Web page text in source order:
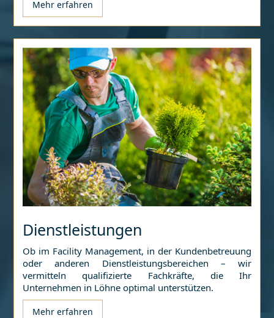
Mehr erfahren
Dienstleistungen
Ob im Facility Management, in der Kundenbetreuung
oder anderen Dienstleistungsbereichen – wir
vermitteln qualifizierte Fachkräfte, die Ihr
Unternehmen in Löhne optimal unterstützen.
Mehr erfahren